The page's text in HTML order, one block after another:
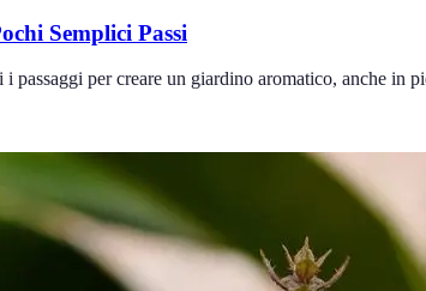
Semplici Passi
per creare un giardino aromatico, anche in